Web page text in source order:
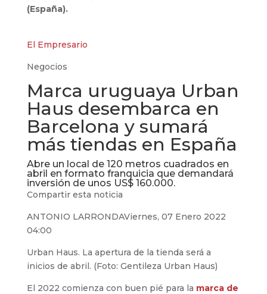
(España).
El Empresario
Negocios
Marca uruguaya Urban
Haus desembarca en
Barcelona y sumará
más tiendas en España
Abre un local de 120 metros cuadrados en
abril en formato franquicia que demandará
inversión de unos US$ 160.000.
Compartir esta noticia
ANTONIO LARRONDAViernes, 07 Enero 2022
04:00
Urban Haus. La apertura de la tienda será a
inicios de abril. (Foto: Gentileza Urban Haus)
El 2022 comienza con buen pié para la marca de